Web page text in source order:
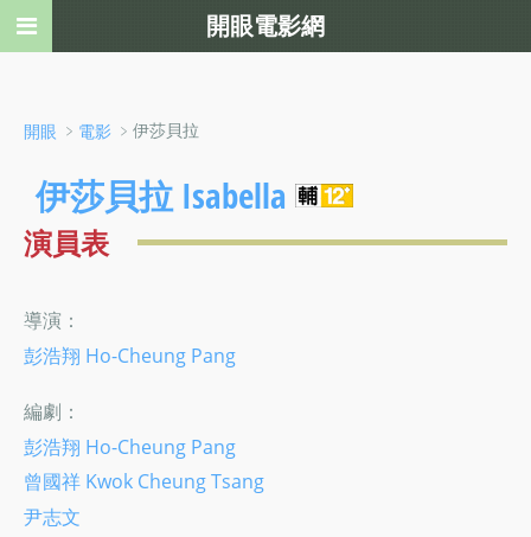
開眼 ﹥ 電影 ﹥伊莎貝拉
伊莎貝拉 Isabella
演員表
導演：
彭浩翔 Ho-Cheung Pang
編劇：
彭浩翔 Ho-Cheung Pang
曾國祥 Kwok Cheung Tsang
尹志文
開眼電影網